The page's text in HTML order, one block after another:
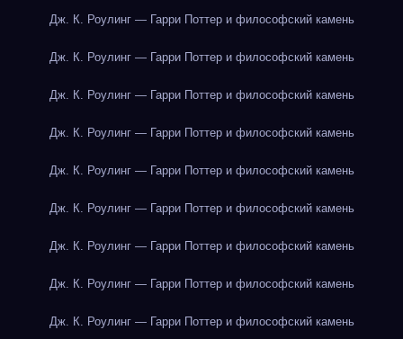
Дж. К. Роулинг — Гарри Поттер и философский камень
Дж. К. Роулинг — Гарри Поттер и философский камень
Дж. К. Роулинг — Гарри Поттер и философский камень
Дж. К. Роулинг — Гарри Поттер и философский камень
Дж. К. Роулинг — Гарри Поттер и философский камень
Дж. К. Роулинг — Гарри Поттер и философский камень
Дж. К. Роулинг — Гарри Поттер и философский камень
Дж. К. Роулинг — Гарри Поттер и философский камень
Дж. К. Роулинг — Гарри Поттер и философский камень